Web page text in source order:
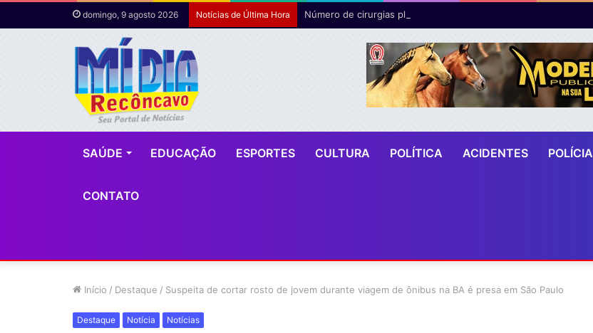
domingo, 9 agosto 2026 Notícias de Última Hora
SAÚDE EDUCAÇÃO ESPORTES CULTURA POLÍTICA ACIDENTES POLÍCIA
CONTATO
Início / Destaque / Suspeita de cortar rosto de jovem durante viagem de ônibus na BA é presa em São Paulo
Destaque Notícia Notícias